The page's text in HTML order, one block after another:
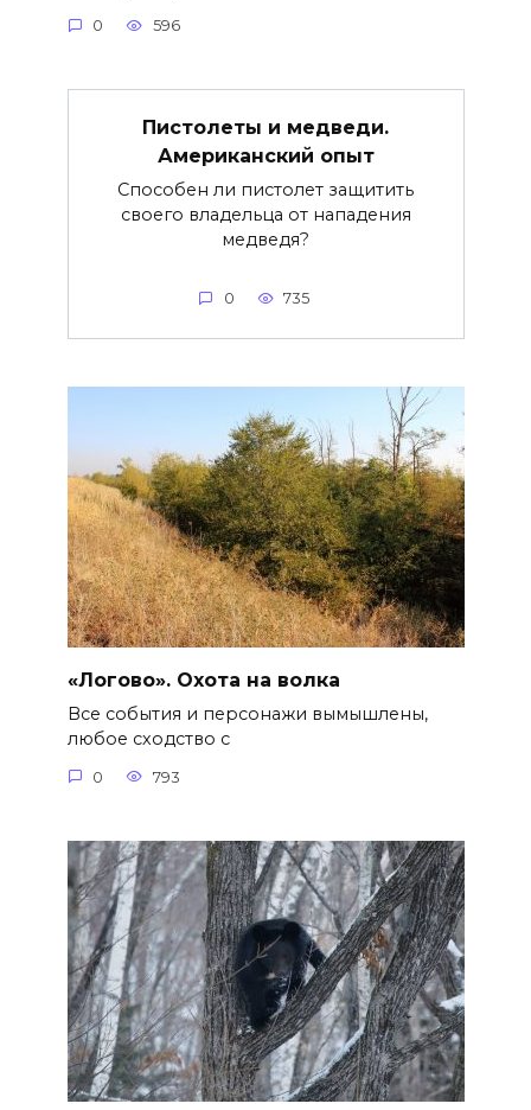
0 596
Пистолеты и медведи.
Американский опыт
Способен ли пистолет защитить
своего владельца от нападения
медведя?
0 735
«Логово». Охота на волка
Все события и персонажи вымышлены,
любое сходство с
0 793